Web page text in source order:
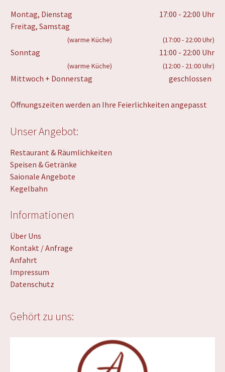
Montag, Dienstag
Freitag, Samstag
17:00 - 22:00 Uhr
(warme Küche) (17:00 - 22:00 Uhr)
Sonntag 11:00 - 22:00 Uhr
(warme Küche) (12:00 - 21:00 Uhr)
Mittwoch + Donnerstag geschlossen
Öffnungszeiten werden an Ihre Feierlichkeiten angepasst
Unser Angebot:
Restaurant & Räumlichkeiten
Speisen & Getränke
Saionale Angebote
Kegelbahn
Informationen
Über Uns
Kontakt / Anfrage
Anfahrt
Impressum
Datenschutz
Gehört zu uns: